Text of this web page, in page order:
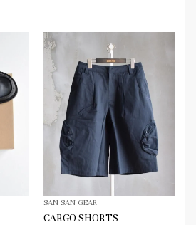
SAN SAN GEAR
CARGO SHORTS